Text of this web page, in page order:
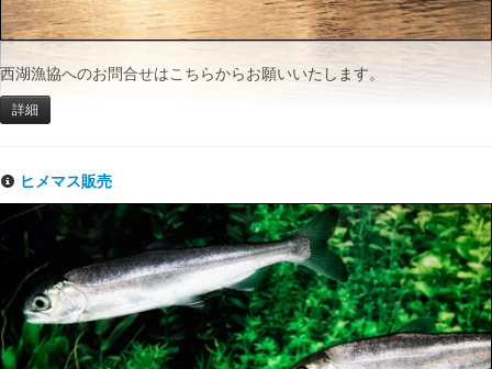
西湖漁協へのお問合せはこちらからお願いいたします。
詳細
ヒメマス販売